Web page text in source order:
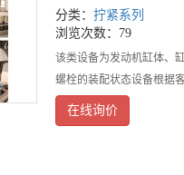
分类： 拧紧系列
浏览次数：79
该类设备为发动机缸体、
螺栓的装配状态设备根据
在线询价